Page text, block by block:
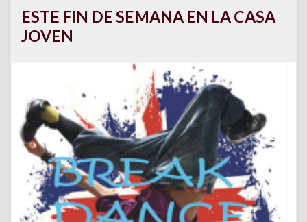
ESTE FIN DE SEMANA EN LA CASA
JOVEN